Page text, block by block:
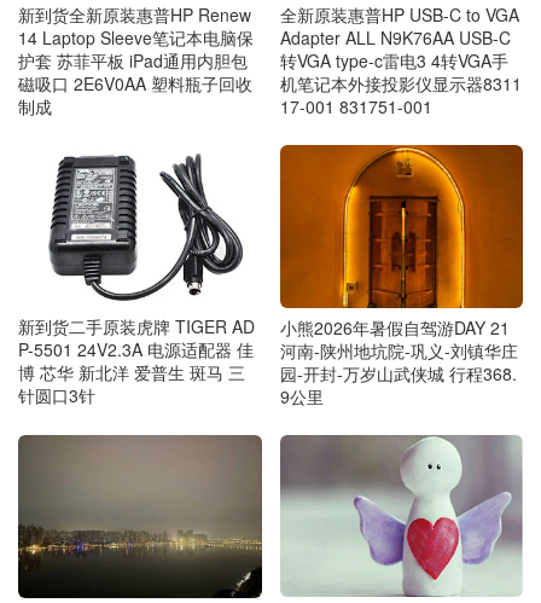
新到货全新原装惠普HP Renew
14 Laptop Sleeve笔记本电脑保
护套 苏菲平板 iPad通用内胆包
磁吸口 2E6V0AA 塑料瓶子回收
制成
全新原装惠普HP USB-C to VGA
Adapter ALL N9K76AA USB-C
转VGA type-c雷电3 4转VGA手
机笔记本外接投影仪显示器8311
17-001 831751-001
新到货二手原装虎牌 TIGER AD
P-5501 24V2.3A 电源适配器 佳
博 芯华 新北洋 爱普生 斑马 三
针圆口3针
小熊2026年暑假自驾游DAY 21
河南-陕州地坑院-巩义-刘镇华庄
园-开封-万岁山武侠城 行程368.
9公里